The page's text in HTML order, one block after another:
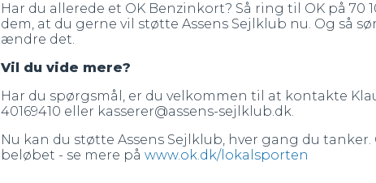
Har du allerede et OK Benzinkort? Så ring til OK på 70
dem, at du gerne vil støtte Assens Sejlklub nu. Og så
ændre det.
Vil du vide mere?
Har du spørgsmål, er du velkommen til at kontakte
40169410 eller kasserer@assens-sejlklub.dk.
Nu kan du støtte Assens Sejlklub, hver gang du tanker.
beløbet - se mere på www.ok.dk/lokalsporten